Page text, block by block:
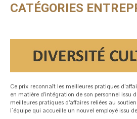
CATÉGORIES
Ce prix reconnaît les meilleures pratiques
en matière d’intégration de son personnel issu
meilleures pratiques d’affaires reliées au
l`équipe qui accueille un nouvel employé issu